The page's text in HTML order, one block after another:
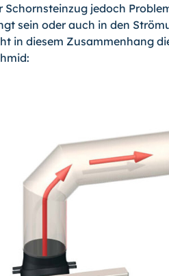
Schornsteinzug jedoch
sein oder auch in den
in diesem Zusammenhang